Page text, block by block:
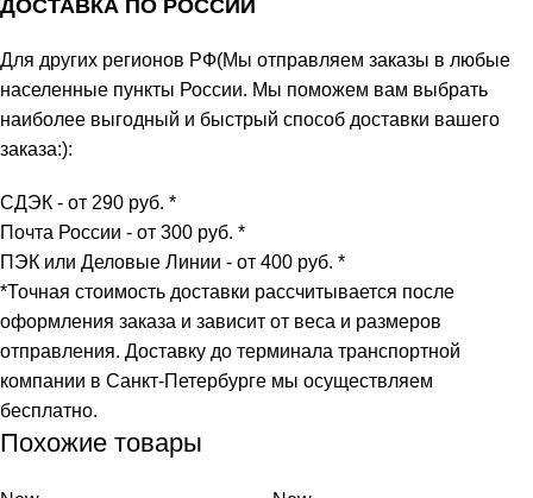
ДОСТАВКА ПО РОССИИ
Для других регионов РФ(Мы отправляем заказы в любые
населенные пункты России. Мы поможем вам выбрать
наиболее выгодный и быстрый способ доставки вашего
заказа:):
СДЭК - от 290 руб. *
Почта России - от 300 руб. *
ПЭК или Деловые Линии - от 400 руб. *
*Точная стоимость доставки рассчитывается после
оформления заказа и зависит от веса и размеров
отправления. Доставку до терминала транспортной
компании в Санкт-Петербурге мы осуществляем
бесплатно.
Похожие товары